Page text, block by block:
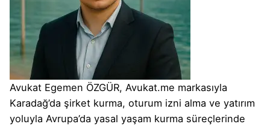
Avukat Egemen ÖZGÜR, Avukat.me markasıyla
Karadağ’da şirket kurma, oturum izni alma ve yatırım
yoluyla Avrupa’da yasal yaşam kurma süreçlerinde